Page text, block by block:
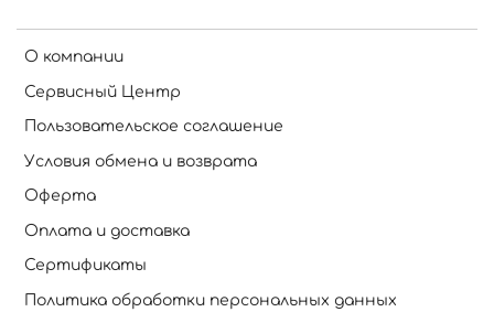
О компании
Сервисный Центр
Пользовательское соглашение
Условия обмена и возврата
Оферта
Оплата и доставка
Сертификаты
Политика обработки персональных данных